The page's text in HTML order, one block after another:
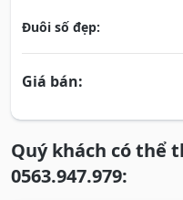
Đuôi số đẹp:
Giá bán:
Quý khách có thể
0563.947.979: